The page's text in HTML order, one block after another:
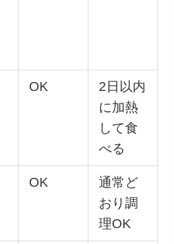
OK
2日以内
に加熱
して食
べる
OK
通常ど
おり調
理OK